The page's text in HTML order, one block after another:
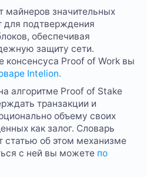
майнеров значительных
для подтверждения
обеспечивая
защиту сети.
консенсуса Proof of Work вы
Intelion.
алгоритме Proof of Stake
транзакции и
объему своих
как залог. Словарь
статью об этом механизме
с ней вы можете по